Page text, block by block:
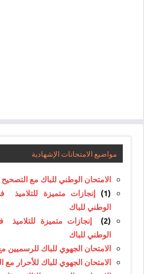
مواضيع الامتحانات الإشهادية
الامتحان الوطني للباك مع التصحيح
(1)
إنجازات متميزة للتلاميذ
الوطني للباك
(2)
إنجازات متميزة للتلاميذ
الوطني للباك
الامتحان الجهوي للباك للرسميين
الامتحان الجهوي للباك للأحرار مع